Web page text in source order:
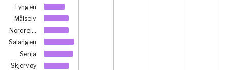
Lyngen
Målselv
Nordrei…
Salangen
Senja
Skjervøy